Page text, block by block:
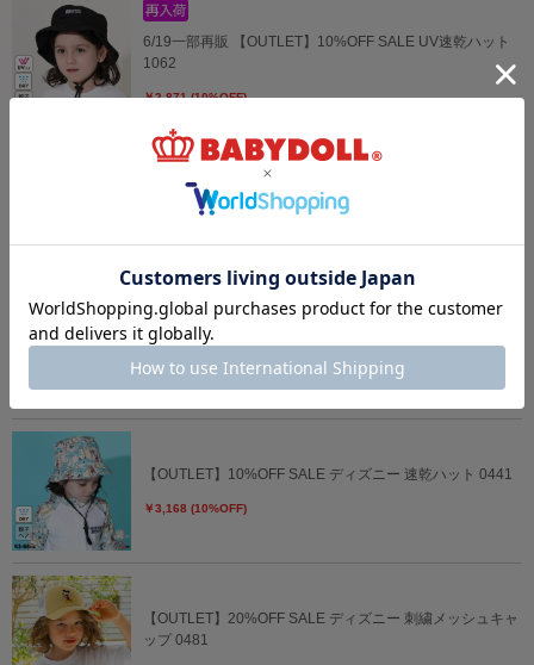
6/19一部再販 【OUTLET】10%OFF SALE UV速乾ハット
1062
￥2,871 (10%OFF)
4/3一部再販 【メール便】対応可 ハイキュー!!ミニポーチ
4/3一部再販 【メール便】対応可 ハイキュー!!ミニトートバ
ッグ 0836
【OUTLET】10%OFF SALE ディズニー 速乾ハット 0441
￥3,168 (10%OFF)
【OUTLET】20%OFF SALE ディズニー 刺繍メッシュキャ
ップ 0481